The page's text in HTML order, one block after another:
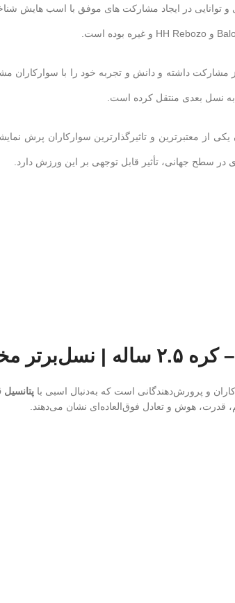
توانایی در ایجاد مشارکت های موفق با اسب هایش
مشارکت داشته و دانش و تجربه خود را با سوارکاران
نسل بعدی منتقل کرده است.
یکی از معتبرترین و تاثیرگذارترین سوارکاران پرش
سطح جهانی، تأثیر قابل توجهی بر این ورزش دارد.
و پرورش‌دهندگانی است که به‌دنبال اسبی با